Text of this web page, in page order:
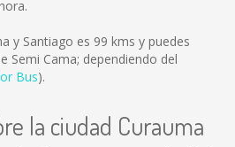
y Santiago es 99 kms y puedes
Semi Cama; dependiendo del
Bus).
la ciudad Curauma